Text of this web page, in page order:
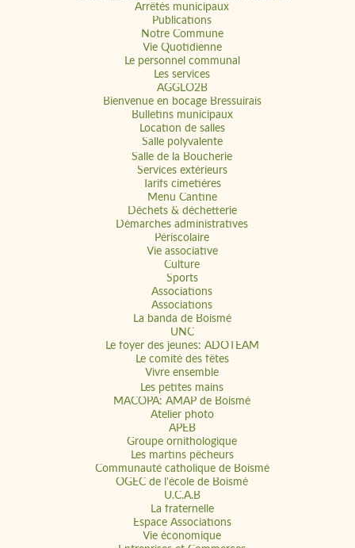
Arrêtés municipaux
Publications
Notre Commune
Vie Quotidienne
Le personnel communal
Les services
AGGLO2B
Bienvenue en bocage Bressuirais
Bulletins municipaux
Location de salles
Salle polyvalente
Salle de la Boucherie
Services extérieurs
Tarifs cimetières
Menu Cantine
Déchets & déchetterie
Démarches administratives
Périscolaire
Vie associative
Culture
Sports
Associations
Associations
La banda de Boismé
UNC
Le foyer des jeunes: ADOTEAM
Le comité des fêtes
Vivre ensemble
Les petites mains
MACOPA: AMAP de Boismé
Atelier photo
APEB
Groupe ornithologique
Les martins pêcheurs
Communauté catholique de Boismé
OGEC de l'école de Boismé
U.C.A.B
La fraternelle
Espace Associations
Vie économique